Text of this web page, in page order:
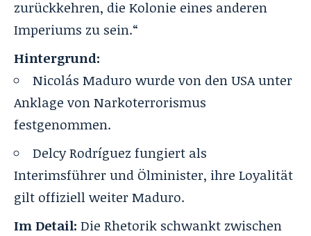
zurückkehren, die Kolonie eines anderen
Imperiums zu sein.“
Hintergrund:
Nicolás Maduro wurde von den USA unter
Anklage von Narkoterrorismus
festgenommen.
Delcy Rodríguez fungiert als
Interimsführer und Ölminister, ihre Loyalität
gilt offiziell weiter Maduro.
Im Detail: Die Rhetorik schwankt zwischen